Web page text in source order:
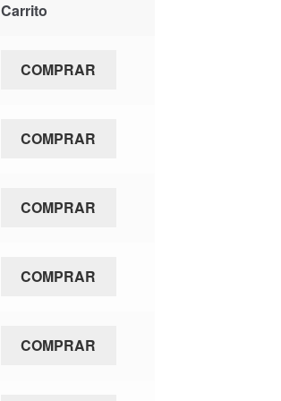
Carrito
COMPRAR
COMPRAR
COMPRAR
COMPRAR
COMPRAR